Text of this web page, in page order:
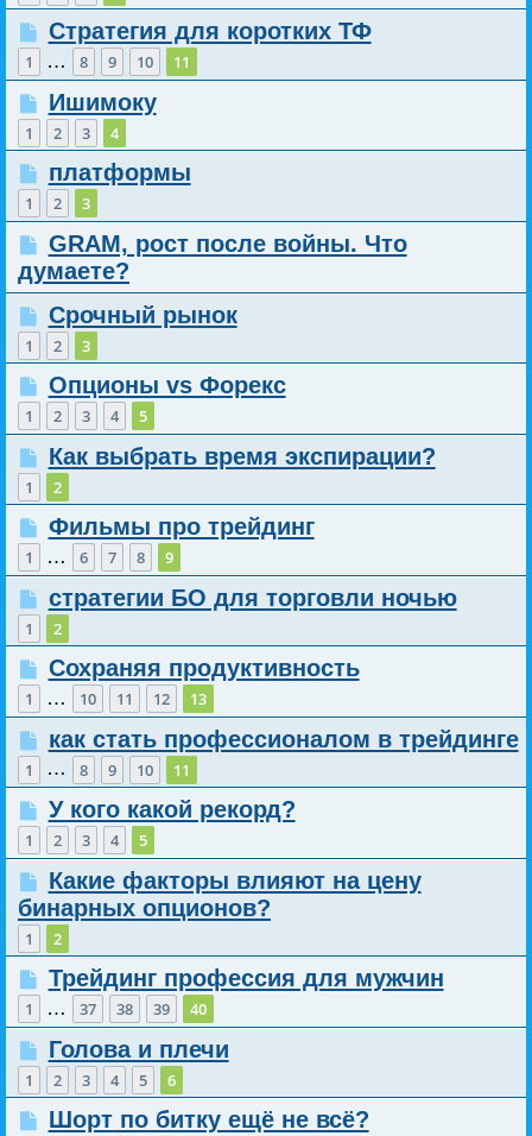
Стратегия для коротких ТФ
1 … 8 9 10 11
Ишимоку
1 2 3 4
платформы
1 2 3
GRAM, рост после войны. Что
думаете?
Срочный рынок
1 2 3
Опционы vs Форекс
1 2 3 4 5
Как выбрать время экспирации?
1 2
Фильмы про трейдинг
1 … 6 7 8 9
стратегии БО для торговли ночью
1 2
Сохраняя продуктивность
1 … 10 11 12 13
как стать профессионалом в трейдинге
1 … 8 9 10 11
У кого какой рекорд?
1 2 3 4 5
Какие факторы влияют на цену
бинарных опционов?
1 2
Трейдинг профессия для мужчин
1 … 37 38 39 40
Голова и плечи
1 2 3 4 5 6
Шорт по битку ещё не всё?